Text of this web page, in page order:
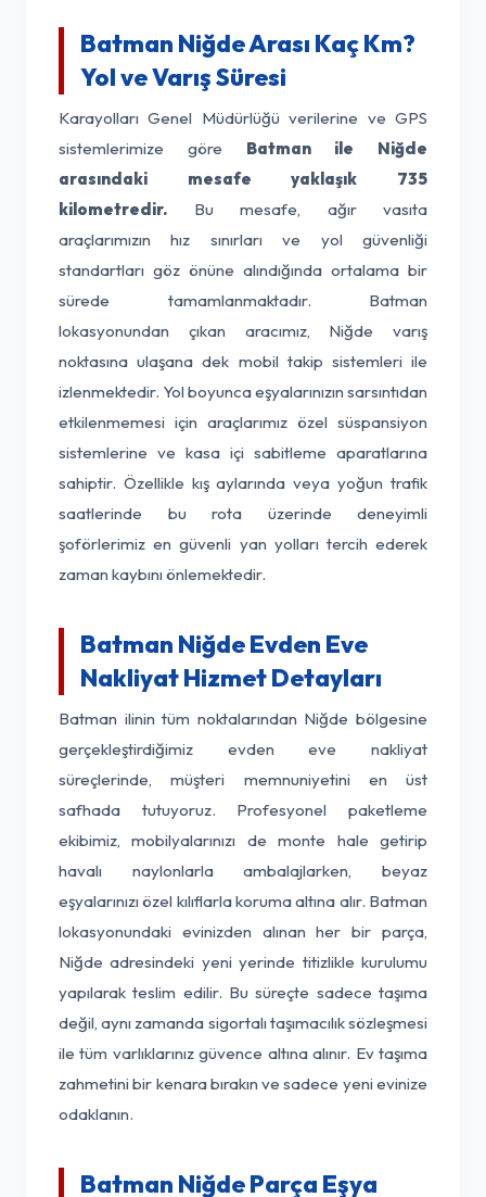
Batman Niğde Arası Kaç Km?
Yol ve Varış Süresi
Karayolları Genel Müdürlüğü verilerine ve GPS
sistemlerimize göre Batman ile Niğde
arasındaki mesafe yaklaşık 735
kilometredir. Bu mesafe, ağır vasıta
araçlarımızın hız sınırları ve yol güvenliği
standartları göz önüne alındığında ortalama bir
sürede tamamlanmaktadır. Batman
lokasyonundan çıkan aracımız, Niğde varış
noktasına ulaşana dek mobil takip sistemleri ile
izlenmektedir. Yol boyunca eşyalarınızın sarsıntıdan
etkilenmemesi için araçlarımız özel süspansiyon
sistemlerine ve kasa içi sabitleme aparatlarına
sahiptir. Özellikle kış aylarında veya yoğun trafik
saatlerinde bu rota üzerinde deneyimli
şoförlerimiz en güvenli yan yolları tercih ederek
zaman kaybını önlemektedir.
Batman Niğde Evden Eve
Nakliyat Hizmet Detayları
Batman ilinin tüm noktalarından Niğde bölgesine
gerçekleştirdiğimiz evden eve nakliyat
süreçlerinde, müşteri memnuniyetini en üst
safhada tutuyoruz. Profesyonel paketleme
ekibimiz, mobilyalarınızı de monte hale getirip
havalı naylonlarla ambalajlarken, beyaz
eşyalarınızı özel kılıflarla koruma altına alır. Batman
lokasyonundaki evinizden alınan her bir parça,
Niğde adresindeki yeni yerinde titizlikle kurulumu
yapılarak teslim edilir. Bu süreçte sadece taşıma
değil, aynı zamanda sigortalı taşımacılık sözleşmesi
ile tüm varlıklarınız güvence altına alınır. Ev taşıma
zahmetini bir kenara bırakın ve sadece yeni evinize
odaklanın.
Batman Niğde Parça Eşya